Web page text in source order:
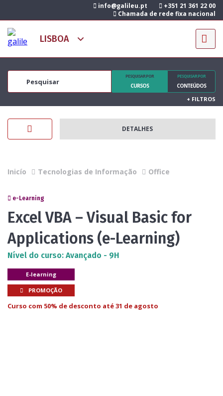
info@galileu.pt
+351 21 361 22 00
Chamada de rede fixa nacional
PESQUISAR POR
CURSOS
PESQUISAR POR
CONTEÚDOS
+ FILTROS
DETALHES
Inicío Tecnologias de Informação Office
e-Learning
Excel VBA – Visual Basic for
Applications (e-Learning)
Nível do curso: Avançado - 9H
E-learning
PROMOÇÃO
Curso com 50% de desconto até 31 de agosto